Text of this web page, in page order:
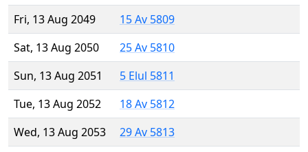
Fri, 13 Aug 2049
15 Av 5809
Sat, 13 Aug 2050
25 Av 5810
Sun, 13 Aug 2051
5 Elul 5811
Tue, 13 Aug 2052
18 Av 5812
Wed, 13 Aug 2053
29 Av 5813